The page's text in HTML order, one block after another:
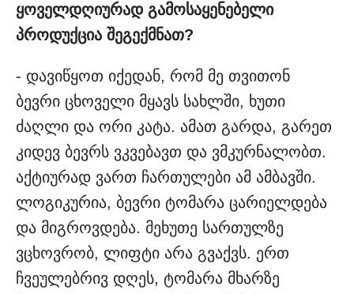
ყოველდღიურად გამოსაყენებელი
პროდუქცია შეგექმნათ?
- დავიწყოთ იქედან, რომ მე თვითონ
ბევრი ცხოველი მყავს სახლში, ხუთი
ძაღლი და ორი კატა. ამათ გარდა, გარეთ
კიდევ ბევრს ვკვებავთ და ვმკურნალობთ.
აქტიურად ვართ ჩართულები ამ ამბავში.
ლოგიკურია, ბევრი ტომარა ცარიელდება
და მიგროვდება. მეხუთე სართულზე
ვცხოვრობ, ლიფტი არა გვაქვს. ერთ
ჩვეულებრივ დღეს, ტომარა მხარზე